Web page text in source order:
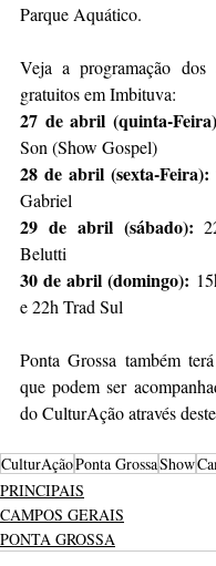
Parque Aquático.
Veja a programação dos
gratuitos em Imbituva:
27 de abril (quinta-
Son (Show Gospel)
28 de abril (sexta-Feira):
Gabriel
29 de abril (sábado):
Belutti
30 de abril (domingo):
e 22h Trad Sul
Ponta Grossa também
que podem ser
do CulturAção através deste
CulturAçãoPonta GrossaShow
PRINCIPAIS
CAMPOS GERAIS
PONTA GROSSA